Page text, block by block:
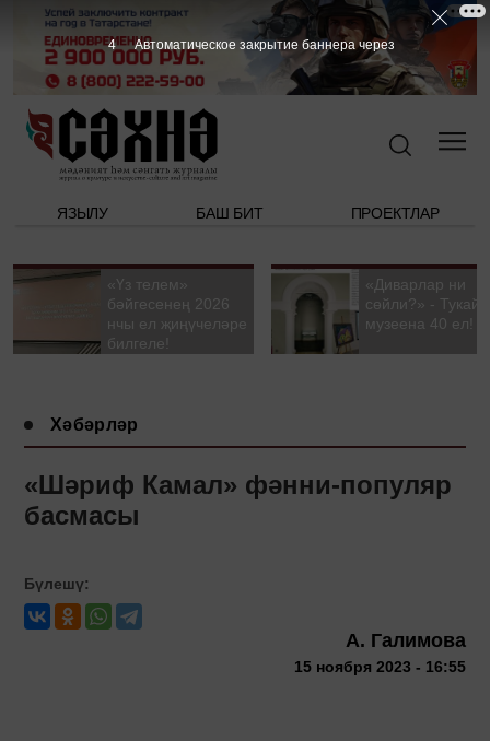
ЯЗЫЛУ БАШ БИТ ПРОЕКТЛАР
«Үз телем»
бәйгесенең 2026
нчы ел җиңүчеләре
билгеле!
«Диварлар ни
сөйли?» - Тукай
музеена 40 ел!
Хәбәрләр
«Шәриф Камал» фәнни-популяр
басмасы
Бүлешү:
А. Галимова
15 ноября 2023 - 16:55
3 Автоматическое закрытие баннера через